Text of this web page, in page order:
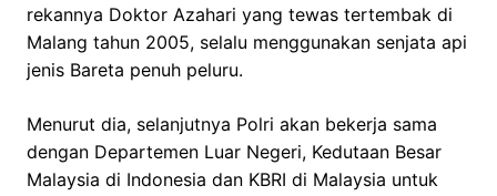
rekannya Doktor Azahari yang tewas tertembak di
Malang tahun 2005, selalu menggunakan senjata api
jenis Bareta penuh peluru.
Menurut dia, selanjutnya Polri akan bekerja sama
dengan Departemen Luar Negeri, Kedutaan Besar
Malaysia di Indonesia dan KBRI di Malaysia untuk